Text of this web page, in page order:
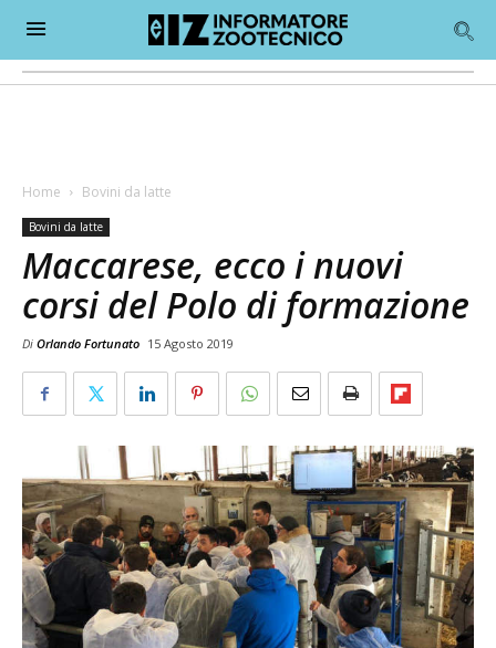
Home Bovini da latte
Bovini da latte
Maccarese, ecco i nuovi
corsi del Polo di formazione
Di Orlando Fortunato 15 Agosto 2019